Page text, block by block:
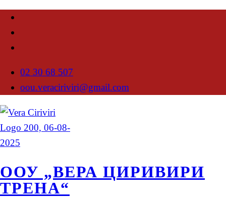
02 30 68 507
oou.veraciriviri@gmail.com
ООУ „ВЕРА ЦИРИВИРИ
ТРЕНА“